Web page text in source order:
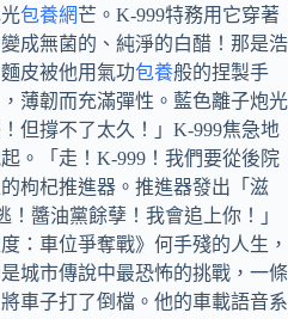
包養網芒。K-999特務用它穿著
成無菌的、純淨的白醋！那是浩
皮被他用氣功包養般的捏製手
薄韌而充滿彈性。藍色離子炮光
但撐不了太久！」K-999焦急地
。「走！K-999！我們要從後院
枸杞推進器。推進器發出「滋
醬油黨餘孽！我會追上你！」
：車位爭奪戰》何手殘的人生，
城市傳說中最恐怖的挑戰，一條
車子打了倒檔。他的車載語音系